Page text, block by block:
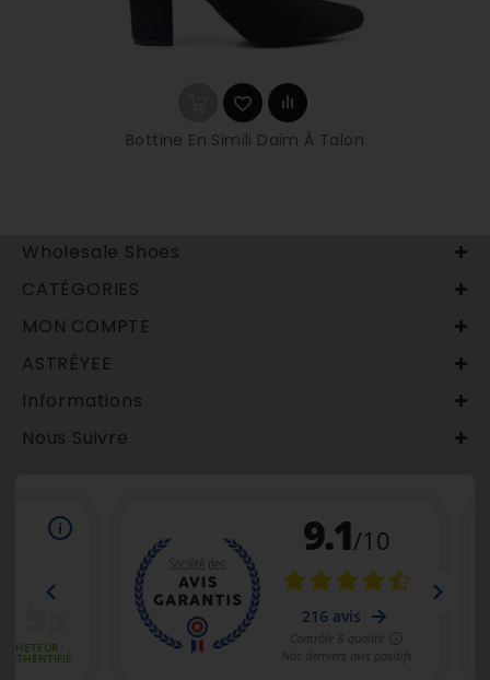
Bottine En Simili Daim À Talon
Wholesale Shoes
CATÉGORIES
MON COMPTE
ASTRÉYEE
Informations
Nous Suivre